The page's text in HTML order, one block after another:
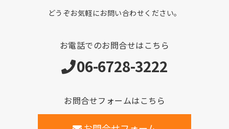
どうぞお気軽にお問い合わせください。
お電話でのお問合せはこちら
06-6728-3222
お問合せフォームはこちら